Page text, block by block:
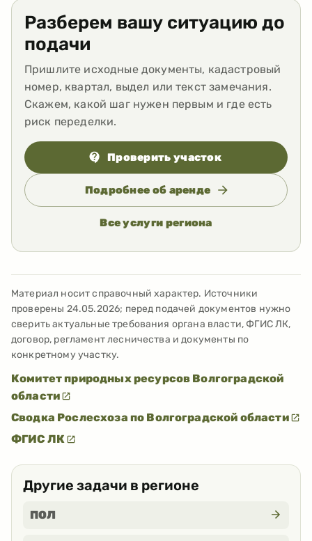
Разберем вашу ситуацию до
подачи
Пришлите исходные документы, кадастровый
номер, квартал, выдел или текст замечания.
Скажем, какой шаг нужен первым и где есть
риск переделки.
Проверить участок
Подробнее об аренде
Все услуги региона
Материал носит справочный характер. Источники
проверены 24.05.2026; перед подачей документов нужно
сверить актуальные требования органа власти, ФГИС ЛК,
договор, регламент лесничества и документы по
конкретному участку.
Комитет природных ресурсов Волгоградской
области
Сводка Рослесхоза по Волгоградской области
ФГИС ЛК
Другие задачи в регионе
ПОЛ